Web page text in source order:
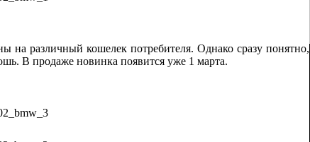
на различный кошелек потребителя. Однако сразу понятно,
В продаже новинка появится уже 1 марта.